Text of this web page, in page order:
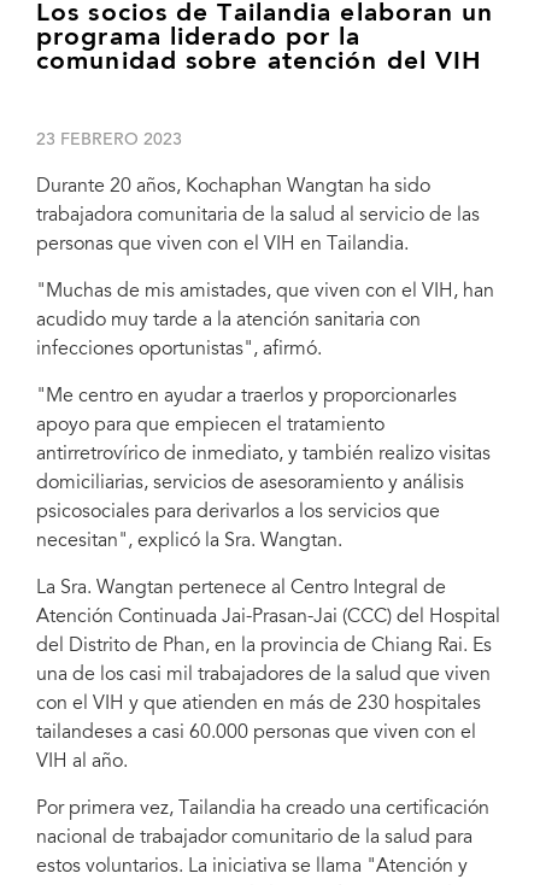
Community health worker Kochaphan Wangtan receives her certificate from
curriculum author Dr Wachara Riewpaiboon. Bangkok, Thailand, 17 February 2023.
Los socios de Tailandia elaboran un
programa liderado por la
comunidad sobre atención del VIH
23 FEBRERO 2023
Durante 20 años, Kochaphan Wangtan ha sido
trabajadora comunitaria de la salud al servicio de las
personas que viven con el VIH en Tailandia.
"Muchas de mis amistades, que viven con el VIH, han
acudido muy tarde a la atención sanitaria con
infecciones oportunistas", afirmó.
"Me centro en ayudar a traerlos y proporcionarles
apoyo para que empiecen el tratamiento
antirretrovírico de inmediato, y también realizo visitas
domiciliarias, servicios de asesoramiento y análisis
psicosociales para derivarlos a los servicios que
necesitan", explicó la Sra. Wangtan.
La Sra. Wangtan pertenece al Centro Integral de
Atención Continuada Jai-Prasan-Jai (CCC) del Hospital
del Distrito de Phan, en la provincia de Chiang Rai. Es
una de los casi mil trabajadores de la salud que viven
con el VIH y que atienden en más de 230 hospitales
tailandeses a casi 60.000 personas que viven con el
VIH al año.
Por primera vez, Tailandia ha creado una certificación
nacional de trabajador comunitario de la salud para
estos voluntarios. La iniciativa se llama "Atención y